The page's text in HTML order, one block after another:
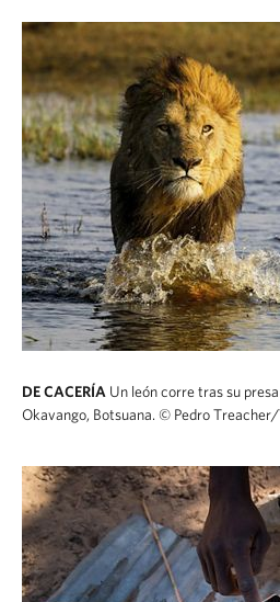
DE CACERÍA Un león corre tras su
Okavango, Botsuana. © Pedro Treacher/